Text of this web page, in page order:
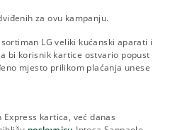
za ovu kampanju.
LG veliki kućanski aparati i
bi korisnik kartice ostvario popust
mjesto prilikom plaćanja unese
kartica, već danas